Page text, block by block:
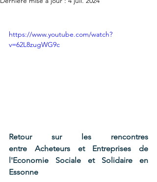
https://www.youtube.com/watch?
v=62L8zugWG9c
Retour sur les rencontres
entre Acheteurs et Entreprises de
l'Economie Sociale et Solidaire en
Essonne